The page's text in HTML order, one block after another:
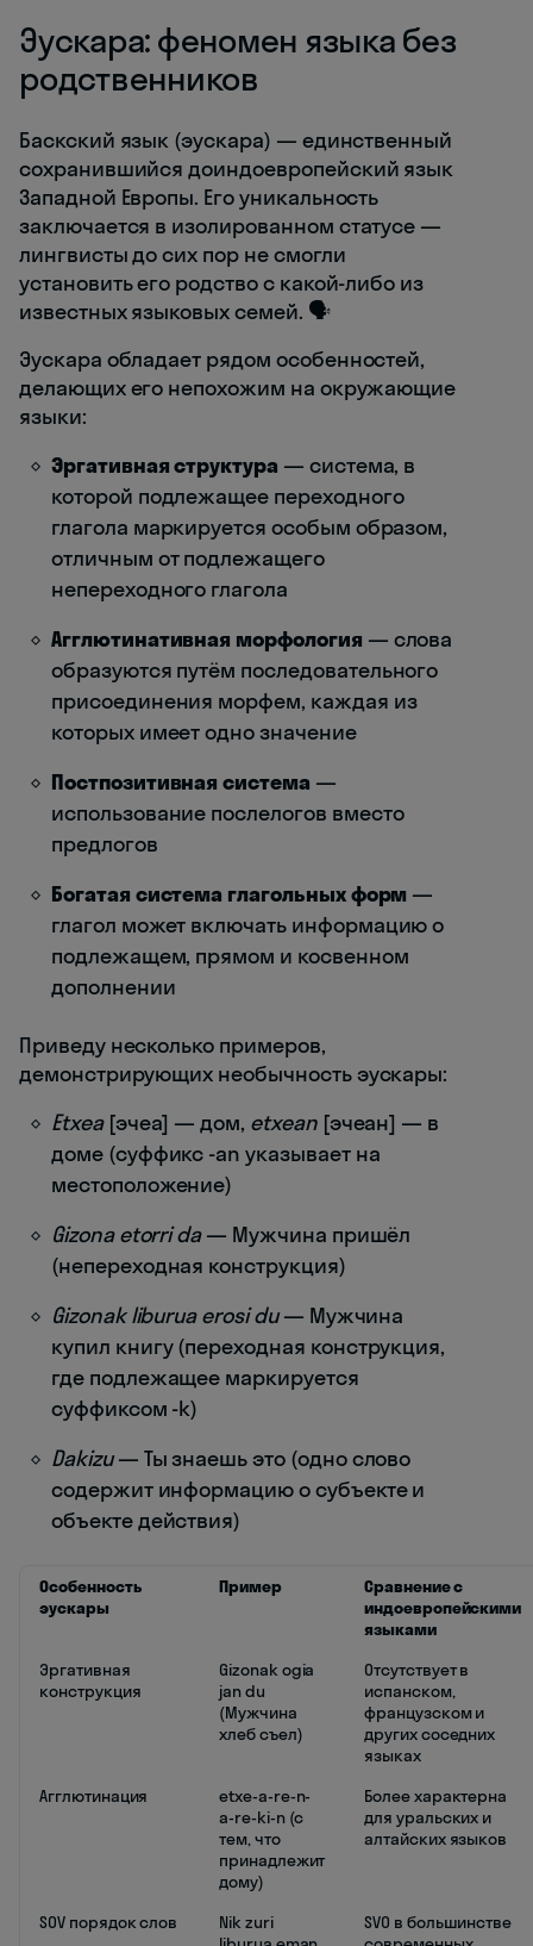
Эускара: феномен языка без
родственников
Баскский язык (эускара) — единственный
сохранившийся доиндоевропейский язык
Западной Европы. Его уникальность
заключается в изолированном статусе —
лингвисты до сих пор не смогли
установить его родство с какой-либо из
известных языковых семей. 🗣️
Эускара обладает рядом особенностей,
делающих его непохожим на окружающие
языки:
Эргативная структура — система, в
которой подлежащее переходного
глагола маркируется особым образом,
отличным от подлежащего
непереходного глагола
Агглютинативная морфология — слова
образуются путём последовательного
присоединения морфем, каждая из
которых имеет одно значение
Постпозитивная система —
использование послелогов вместо
предлогов
Богатая система глагольных форм —
глагол может включать информацию о
подлежащем, прямом и косвенном
дополнении
Приведу несколько примеров,
демонстрирующих необычность эускары:
Etxea[эчеа] — дом, etxean[эчеан] — в
доме (суффикс -an указывает на
местоположение)
Gizona etorri da— Мужчина пришёл
(непереходная конструкция)
Gizonak liburua erosi du— Мужчина
купил книгу (переходная конструкция,
где подлежащее маркируется
суффиксом -k)
Dakizu— Ты знаешь это (одно слово
содержит информацию о субъекте и
объекте действия)
Особенность
эускары
Пример
Сравнение с
индоевропейскими
языками
Эргативная
конструкция
Gizonak ogia
jan du
(Мужчина
хлеб съел)
Отсутствует в
испанском,
французском и
других соседних
языках
Агглютинация
etxe-a-re-n-
a-re-ki-n (с
тем, что
принадлежит
дому)
Более характерна
для уральских и
алтайских языков
SOV порядок слов
Nik zuri
SVO в большинстве